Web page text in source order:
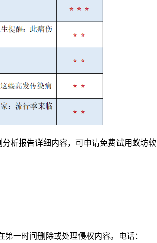
析报告详细内容，可申请免费试用蚁坊软
一时间删除或处理侵权内容。电话：